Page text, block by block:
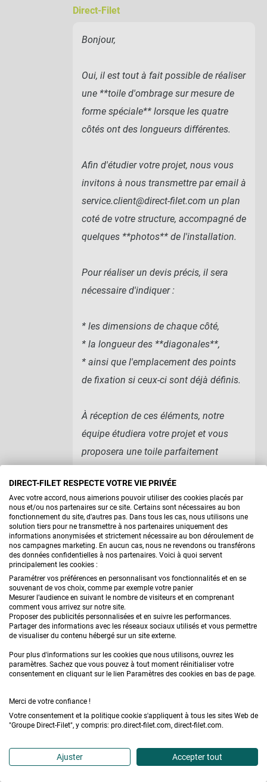
Direct-Filet
Bonjour,
Oui, il est tout à fait possible de réaliser
une **toile d'ombrage sur mesure de
forme spéciale** lorsque les quatre
côtés ont des longueurs différentes.
Afin d'étudier votre projet, nous vous
invitons à nous transmettre par email à
service.client@direct-filet.com un plan
coté de votre structure, accompagné de
quelques **photos** de l'installation.
Pour réaliser un devis précis, il sera
nécessaire d'indiquer :
* les dimensions de chaque côté,
* la longueur des **diagonales**,
* ainsi que l'emplacement des points
de fixation si ceux-ci sont déjà définis.
À réception de ces éléments, notre
équipe étudiera votre projet et vous
proposera une toile parfaitement
Vous pouvez retrouver notre gamme de
toiles d'ombrage sur mesure ici :Toile
d'ombrage pergola perméable sur
mesure.
Cordialement,
Le service Client Direct-Filet.
Delphine C.
Bonjour, la toile d'ombrage est elle adaptée pour un
DIRECT-FILET RESPECTE VOTRE VIE PRIVÉE
Avec votre accord, nous aimerions pouvoir utiliser des cookies placés par
nous et/ou nos partenaires sur ce site. Certains sont nécessaires au bon
fonctionnement du site, d'autres pas. Dans tous les cas, nous utilisons une
solution tiers pour ne transmettre à nos partenaires uniquement des
informations anonymisées et strictement nécessaire au bon déroulement de
nos campagnes marketing. En aucun cas, nous ne revendons ou transférons
des données confidentielles à nos partenaires. Voici à quoi servent
principalement les cookies :
Paramétrer vos préférences en personnalisant vos fonctionnalités et en se
souvenant de vos choix, comme par exemple votre panier
Mesurer l’audience en suivant le nombre de visiteurs et en comprenant
comment vous arrivez sur notre site.
Proposer des publicités personnalisées et en suivre les performances.
Partager des informations avec les réseaux sociaux utilisés et vous permettre
de visualiser du contenu hébergé sur un site externe.
Pour plus d'informations sur les cookies que nous utilisons, ouvrez les
paramètres. Sachez que vous pouvez à tout moment réinitialiser votre
consentement en cliquant sur le lien Paramètres des cookies en bas de page.
Merci de votre confiance !
Votre consentement et la politique cookie s'appliquent à tous les sites Web de
"Groupe Direct-Filet", y compris: pro.direct-filet.com, direct-filet.com.
Ajuster Accepter tout